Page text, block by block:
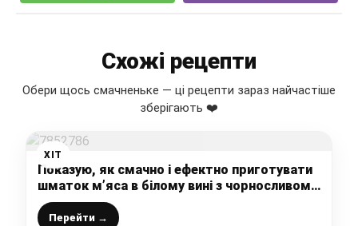
Схожі рецепти
Обери щось смачненьке — ці рецепти зараз найчастіше
зберігають ❤️
ХІТ
Показую, як смачно і ефектно приготувати
шматок м’яса в білому вині з чорносливом і
горішками: таке ніжне, що просто тане в
ротіПерейти →